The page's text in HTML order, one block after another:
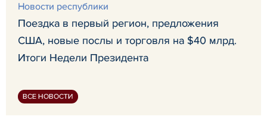
Новости республики
Поездка в первый регион, предложения
США, новые послы и торговля на $40 млрд.
Итоги Недели Президента
ВСЕ НОВОСТИ